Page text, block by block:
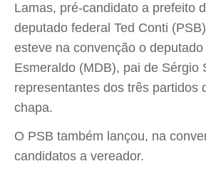
Lamas, pré-candidato a prefeito
deputado federal Ted Conti
esteve na convenção o
Esmeraldo (MDB), pai de Sérgio
representantes dos três partidos
chapa.
O PSB também lançou, na
candidatos a vereador.